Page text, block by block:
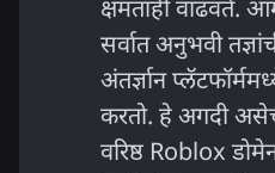
क्षमताही वाढवते.
सर्वात अनुभवी
अंतर्ज्ञान
करतो. हे अगदी
वरिष्ठ Roblox